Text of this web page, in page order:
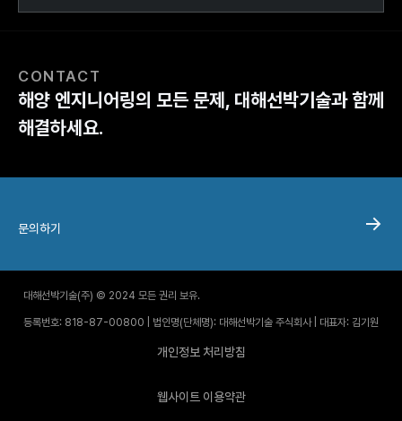
CONTACT
해양 엔지니어링의 모든 문제, 대해선박기술과 함께
해결하세요.
문의하기
대해선박기술(주) © 2024 모든 권리 보유.
등록번호: 818-87-00800 | 법인명(단체명): 대해선박기술 주식회사 | 대표자: 김기원
개인정보 처리방침
웹사이트 이용약관